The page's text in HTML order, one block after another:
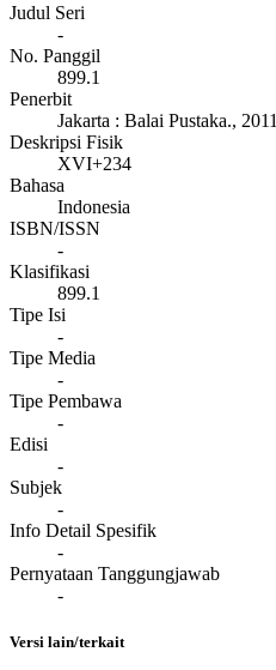
Judul Seri
-
No. Panggil
899.1
Penerbit
Jakarta : Balai Pustaka., 2011
Deskripsi Fisik
XVI+234
Bahasa
Indonesia
ISBN/ISSN
-
Klasifikasi
899.1
Tipe Isi
-
Tipe Media
-
Tipe Pembawa
-
Edisi
-
Subjek
-
Info Detail Spesifik
-
Pernyataan Tanggungjawab
-
Versi lain/terkait